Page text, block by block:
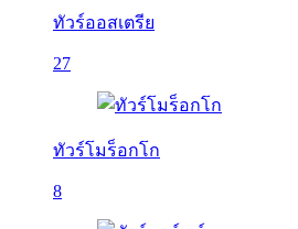
ทัวร์ออสเตรีย
27
ทัวร์โมร็อกโก
8